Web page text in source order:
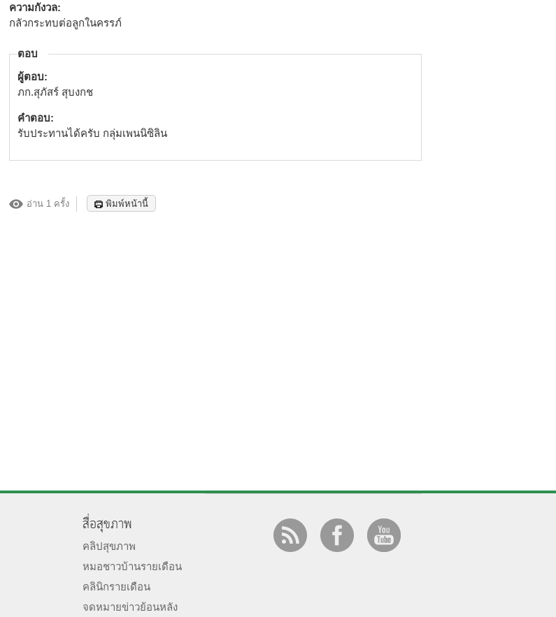
ความกังวล:
กลัวกระทบต่อลูกในครรภ์
ตอบ
ผู้ตอบ:
ภก.สุภัสร์ สุบงกช
คำตอบ:
รับประทานได้ครับ กลุ่มเพนนิซิลิน
อ่าน 1 ครั้ง พิมพ์หน้านี้
สื่อสุขภาพ
คลิปสุขภาพ
หมอชาวบ้านรายเดือน
คลินิกรายเดือน
จดหมายข่าวย้อนหลัง